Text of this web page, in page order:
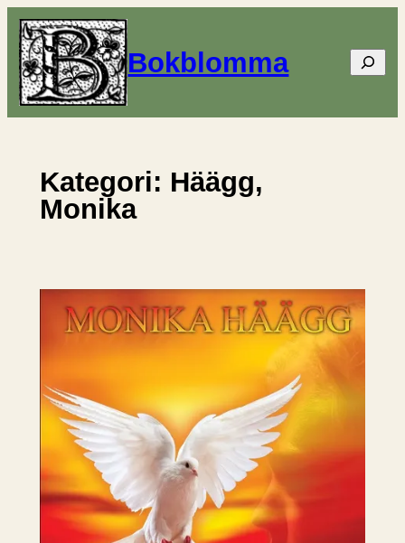
Hoppa
till
innehåll
Bokblomma Sök
Kategori: Häägg,
Monika